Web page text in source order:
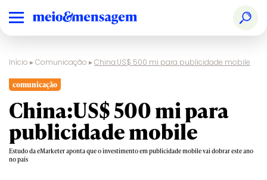
Início ▸Comunicação ▸China:US$ 500 mi para publicidade mobile
comunicação
China:US$ 500 mi para
publicidade mobile
Estudo da eMarketer aponta que o investimento em publicidade mobile vai dobrar este ano
no país